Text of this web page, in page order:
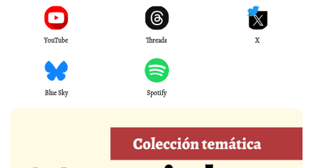
YouTube Threads X
Blue Sky Spotify